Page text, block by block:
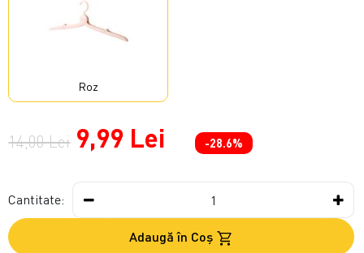
Roz
14,00 Lei 9,99 Lei -28.6%
Cantitate:
Adaugă în Coş